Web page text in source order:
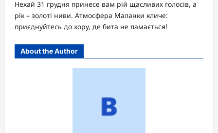
Нехай 31 грудня принесе вам рій щасливих голосів, а
рік – золоті ниви. Атмосфера Маланки кличе:
приєднуйтесь до хору, де бита не ламається!
About the Author